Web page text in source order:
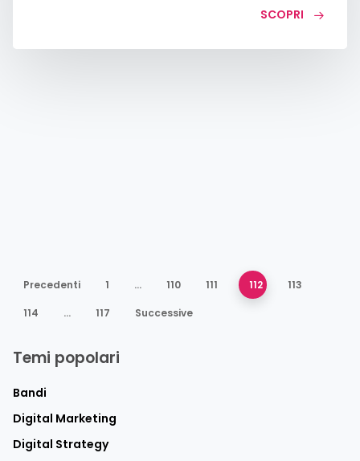
SCOPRI
Precedenti 1 … 110 111 112 113
114 … 117 Successive
Temi popolari
Bandi
Digital Marketing
Digital Strategy